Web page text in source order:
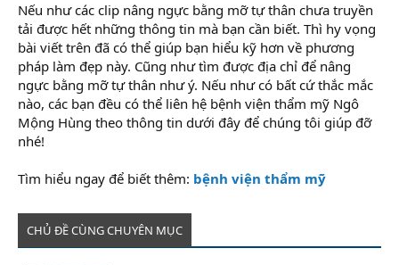
Nếu như các clip nâng ngực bằng mỡ tự thân chưa truyền
tải được hết những thông tin mà bạn cần biết. Thì hy vọng
bài viết trên đã có thể giúp bạn hiểu kỹ hơn về phương
pháp làm đẹp này. Cũng như tìm được địa chỉ để nâng
ngực bằng mỡ tự thân như ý. Nếu như có bất cứ thắc mắc
nào, các bạn đều có thể liên hệ bệnh viện thẩm mỹ Ngô
Mộng Hùng theo thông tin dưới đây để chúng tôi giúp đỡ
nhé!
Tìm hiểu ngay để biết thêm: bệnh viện thẩm mỹ
CHỦ ĐỀ CÙNG CHUYÊN MỤC